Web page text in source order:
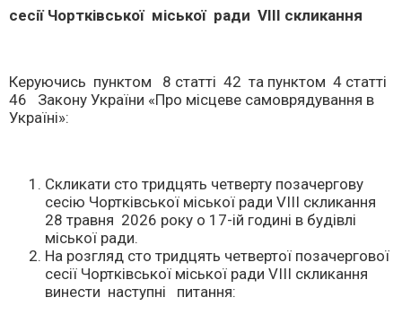
сесії Чортківської міської ради VІІІ скликання
Керуючись пунктом 8 статті 42 та пунктом 4 статті
46 Закону України «Про місцеве самоврядування в
Україні»:
Скликати сто тридцять четверту позачергову
сесію Чортківської міської ради VІІІ скликання
28 травня 2026 року о 17-ій годині в будівлі
міської ради.
На розгляд сто тридцять четвертої позачергової
сесії Чортківської міської ради VІІІ скликання
винести наступні питання: